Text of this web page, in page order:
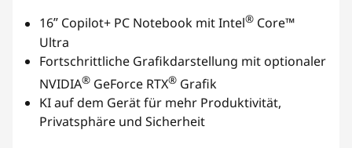
16ʺ Copilot+ PC Notebook mit Intel® Core™
Ultra
Fortschrittliche Grafikdarstellung mit optionaler
NVIDIA® GeForce RTX® Grafik
KI auf dem Gerät für mehr Produktivität,
Privatsphäre und Sicherheit